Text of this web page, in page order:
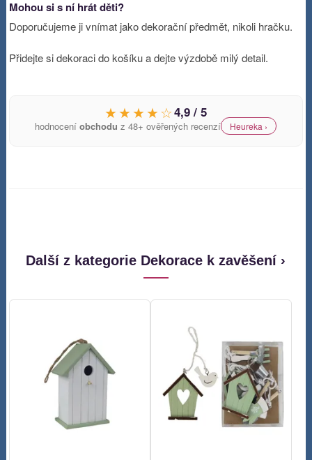
Mohou si s ní hrát děti?
Doporučujeme ji vnímat jako dekorační předmět, nikoli hračku.
Přidejte si dekoraci do košíku a dejte výzdobě milý detail.
★★★★☆4,9 / 5
hodnoceníobchodu z 48+ ověřených recenzí Heureka ›
Další z kategorie Dekorace k zavěšení ›